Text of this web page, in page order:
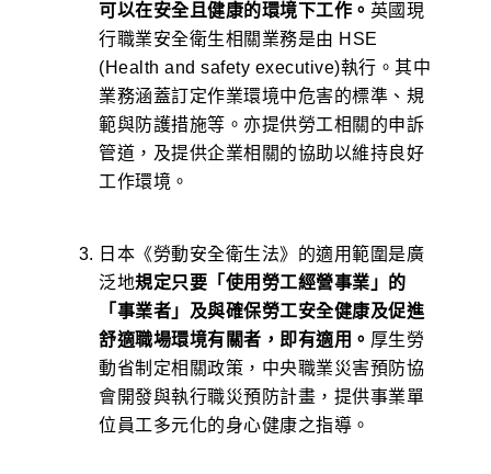
可以在安全且健康的環境下工作。 英國現
行職業安全衛生相關業務是由 HSE
(Health and safety executive)執行。其中
業務涵蓋訂定作業環境中危害的標準、規
範與防護措施等。亦提供勞工相關的申訴
管道，及提供企業相關的協助以維持良好
工作環境。
日本《勞動安全衛生法》的適用範圍是廣
泛地規定只要「使用勞工經營事業」的
「事業者」及與確保勞工安全健康及促進
舒適職場環境有關者，即有適用。 厚生勞
動省制定相關政策，中央職業災害預防協
會開發與執行職災預防計畫，提供事業單
位員工多元化的身心健康之指導。